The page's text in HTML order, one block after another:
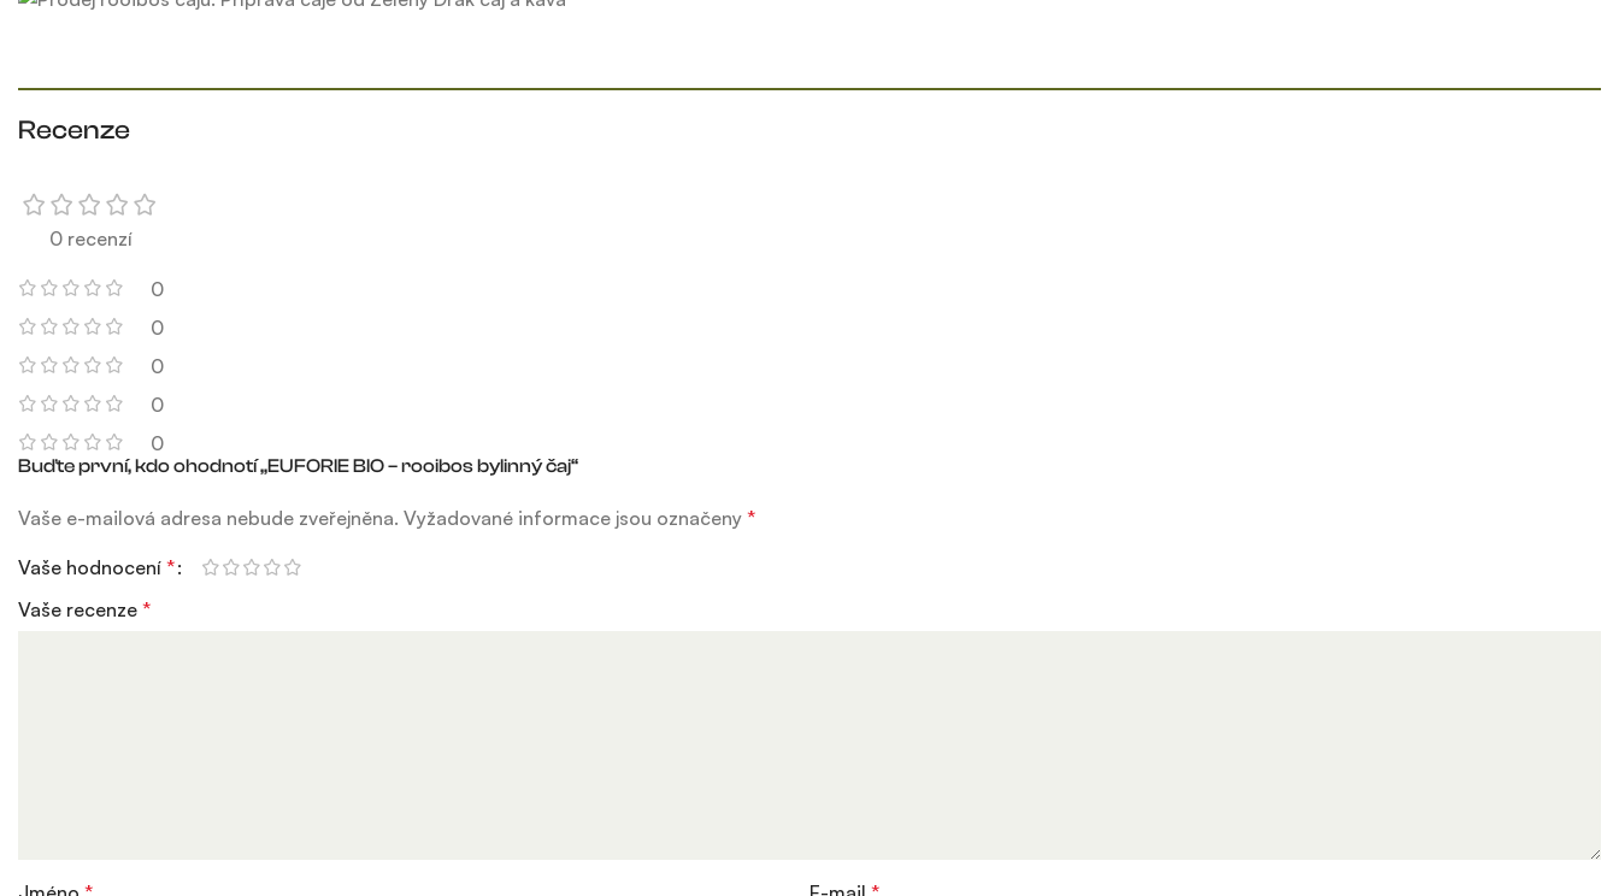
Recenze
0 recenzí
0
0
0
0
0
Buďte první, kdo ohodnotí „EUFORIE BIO – rooibos bylinný čaj“
Vaše e-mailová adresa nebude zveřejněna. Vyžadované informace jsou označeny *
Vaše hodnocení *
Vaše recenze *